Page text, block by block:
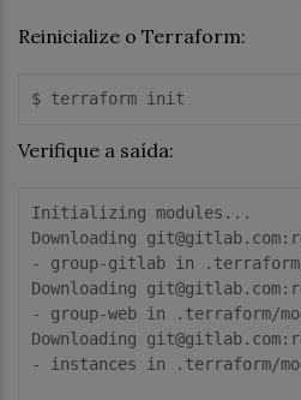
Reinicialize o Terraform:
Verifique a saída:
Initializing modules...
Downloading
- group-gitlab in
Downloading
- group-web in .terraform/
Downloading
- instances in .terraform/